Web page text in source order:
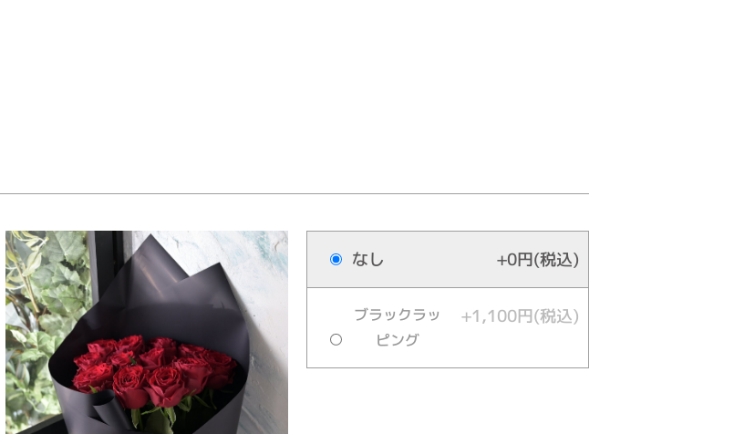
なし +0円(税込)
ブラックラッ
ピング
+1,100円(税込)